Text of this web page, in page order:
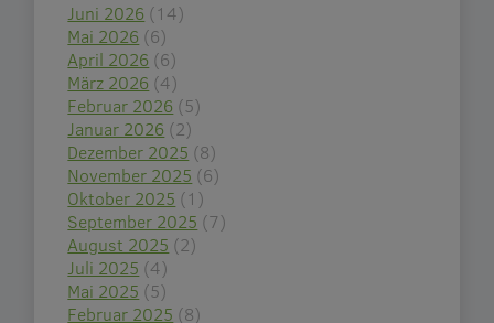
Juni 2026 (14)
Mai 2026 (6)
April 2026 (6)
März 2026 (4)
Februar 2026 (5)
Januar 2026 (2)
Dezember 2025 (8)
November 2025 (6)
Oktober 2025 (1)
September 2025 (7)
August 2025 (2)
Juli 2025 (4)
Mai 2025 (5)
Februar 2025 (8)